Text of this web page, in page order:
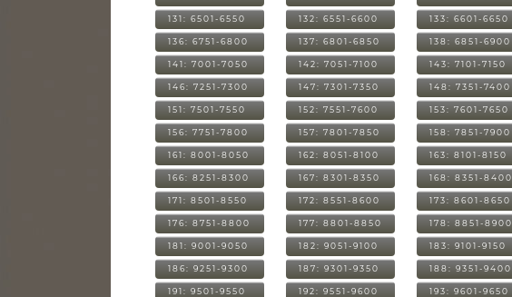
131: 6501-6550 132: 6551-6600 133: 6601-6650
136: 6751-6800 137: 6801-6850 138: 6851-6900
141: 7001-7050 142: 7051-7100 143: 7101-7150
146: 7251-7300 147: 7301-7350 148: 7351-7400
151: 7501-7550 152: 7551-7600 153: 7601-7650
156: 7751-7800 157: 7801-7850 158: 7851-7900
161: 8001-8050 162: 8051-8100 163: 8101-8150
166: 8251-8300 167: 8301-8350 168: 8351-8400
171: 8501-8550 172: 8551-8600 173: 8601-8650
176: 8751-8800 177: 8801-8850 178: 8851-8900
181: 9001-9050 182: 9051-9100 183: 9101-9150
186: 9251-9300 187: 9301-9350 188: 9351-9400
191: 9501-9550 192: 9551-9600 193: 9601-9650